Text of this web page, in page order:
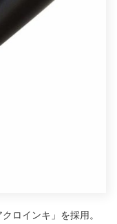
ロインキ」を採用。